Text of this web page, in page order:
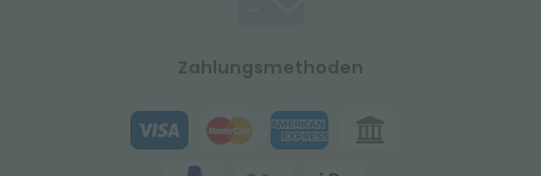
Zahlungsmethoden